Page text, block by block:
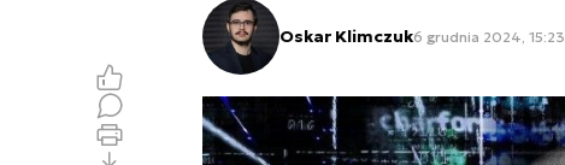
Oskar Klimczuk6 grudnia 2024, 15:23